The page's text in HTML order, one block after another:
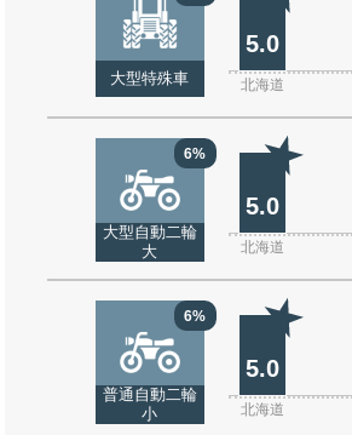
大型特殊車
5.0
北海道
6%
大型自動二輪
大
5.0
北海道
6%
普通自動二輪
小
5.0
北海道